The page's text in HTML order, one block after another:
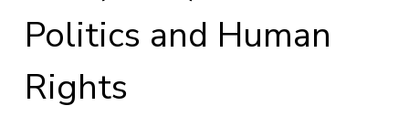
Politics and Human
Rights